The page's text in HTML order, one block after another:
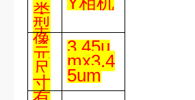
类
型
像
元
尺
寸
3.45u
mx3.4
5um